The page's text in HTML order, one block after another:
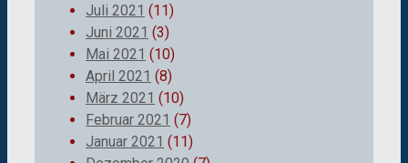
Juli 2021 (11)
Juni 2021 (3)
Mai 2021 (10)
April 2021 (8)
März 2021 (10)
Februar 2021 (7)
Januar 2021 (11)